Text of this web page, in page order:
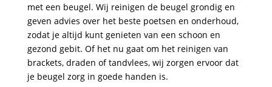
met een beugel. Wij reinigen de beugel grondig en
geven advies over het beste poetsen en onderhoud,
zodat je altijd kunt genieten van een schoon en
gezond gebit. Of het nu gaat om het reinigen van
brackets, draden of tandvlees, wij zorgen ervoor dat
je beugel zorg in goede handen is.